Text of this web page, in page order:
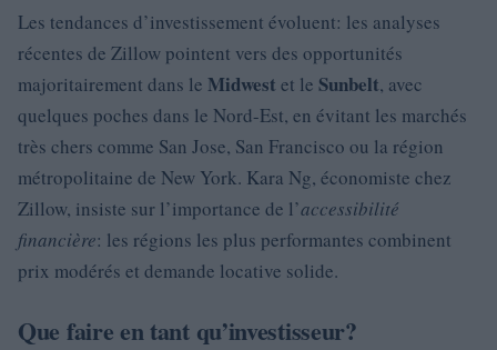
Les tendances d’investissement évoluent: les analyses
récentes de Zillow pointent vers des opportunités
majoritairement dans le Midwest et le Sunbelt, avec
quelques poches dans le Nord-Est, en évitant les marchés
très chers comme San Jose, San Francisco ou la région
métropolitaine de New York. Kara Ng, économiste chez
Zillow, insiste sur l’importance de l’accessibilité
financière: les régions les plus performantes combinent
prix modérés et demande locative solide.
Que faire en tant qu’investisseur?